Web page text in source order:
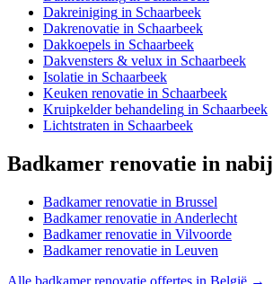
Dakreiniging in Schaarbeek
Dakrenovatie in Schaarbeek
Dakkoepels in Schaarbeek
Dakvensters & velux in Schaarbeek
Isolatie in Schaarbeek
Keuken renovatie in Schaarbeek
Kruipkelder behandeling in Schaarbeek
Lichtstraten in Schaarbeek
Badkamer renovatie in
Badkamer renovatie in Brussel
Badkamer renovatie in Anderlecht
Badkamer renovatie in Vilvoorde
Badkamer renovatie in Leuven
Alle badkamer renovatie offertes in België →